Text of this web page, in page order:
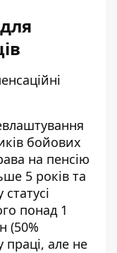
бойових
на пенсію
5 років та
понад 1
(50%
але не